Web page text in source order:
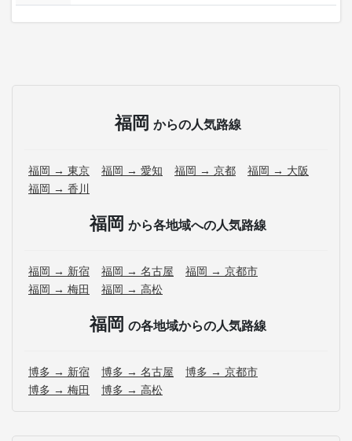
福岡 からの人気路線
福岡 → 東京 福岡 → 愛知 福岡 → 京都
福岡 → 大阪
福岡 → 香川
福岡 から各地域への人気路線
福岡 → 新宿 福岡 → 名古屋
福岡 → 京都市
福岡 → 梅田
福岡 → 高松
福岡 の各地域からの人気路線
博多 → 新宿 博多 → 名古屋
博多 → 京都市
博多 → 梅田
博多 → 高松